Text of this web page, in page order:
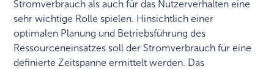
Stromverbrauch als auch für das Nutzerverhalten eine
sehr wichtige Rolle spielen. Hinsichtlich einer
optimalen Planung und Betriebsführung des
Ressourceneinsatzes soll der Stromverbrauch für eine
definierte Zeitspanne ermittelt werden. Das